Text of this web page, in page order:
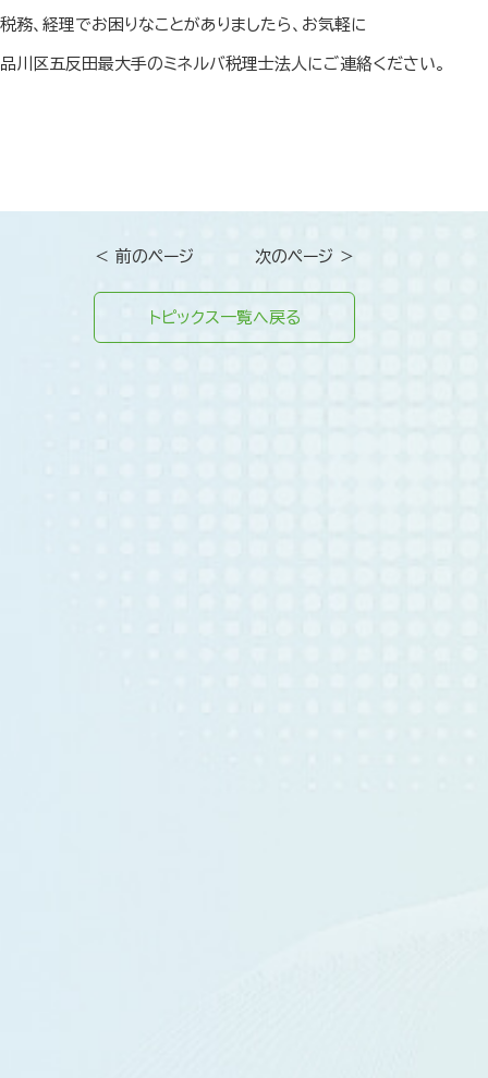
税務、経理でお困りなことがありましたら、お気軽に
品川区五反田最大手のミネルバ税理士法人にご連絡ください。
＜ 前のページ 次のページ ＞
トピックス一覧へ戻る